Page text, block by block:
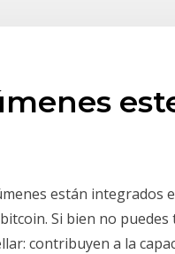
están integrados
Si bien no
contribuyen a la